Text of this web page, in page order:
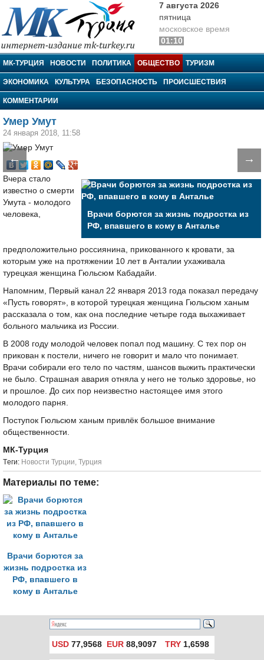
МК-Турция
7 августа 2026
пятница
московское время
01:10
МК-ТУРЦИЯ НОВОСТИ ПОЛИТИКА ОБЩЕСТВО ТУРИЗМ
ЭКОНОМИКА КУЛЬТУРА БЕЗОПАСНОСТЬ ПРОИСШЕСТВИЯ
КОММЕНТАРИИ
Умер Умут
24 января 2018, 11:58
← →
Врачи борются за жизнь подростка из
РФ, впавшего в кому в Анталье
Вчера стало
известно о смерти
Умута - молодого
человека,
предположительно россиянина, прикованного к кровати, за
которым уже на протяжении 10 лет в Анталии ухаживала
турецкая женщина Гюльсюм Кабадайи.
Напомним, Первый канал 22 января 2013 года показал передачу
«Пусть говорят», в которой турецкая женщина Гюльсюм ханым
рассказала о том, как она последние четыре года выхаживает
больного мальчика из России.
В 2008 году молодой человек попал под машину. С тех пор он
прикован к постели, ничего не говорит и мало что понимает.
Врачи собирали его тело по частям, шансов выжить практически
не было. Страшная авария отняла у него не только здоровье, но
и прошлое. До сих пор неизвестно настоящее имя этого
молодого парня.
Поступок Гюльсюм ханым привлёк большое внимание
общественности.
МК-Турция
Tеги: Новости Турции, Турция
Материалы по теме:
Врачи борются за
жизнь подростка из
РФ, впавшего в
кому в Анталье
USD 77,9568 EUR 88,9097 TRY1,6598